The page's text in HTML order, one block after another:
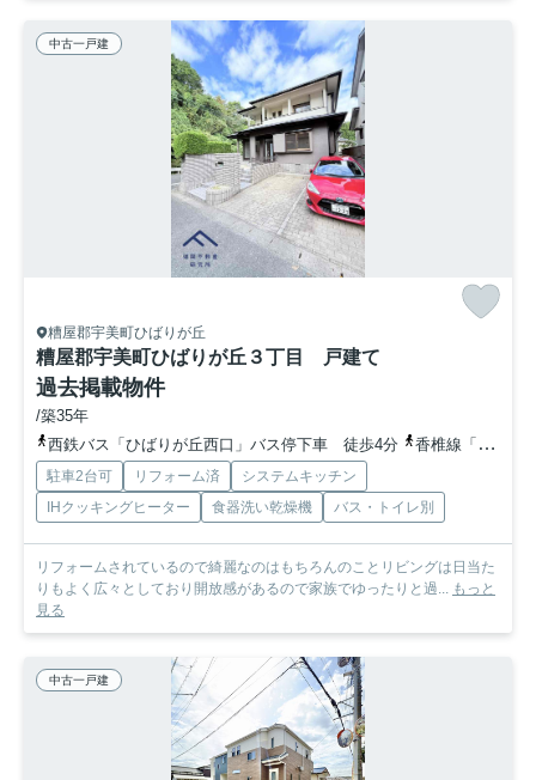
中古一戸建
糟屋郡宇美町ひばりが丘
糟屋郡宇美町ひばりが丘３丁目 戸建て
過去掲載物件
/築35年
西鉄バス「ひばりが丘西口」バス停下車 徒歩4分
香椎線「新原」駅 徒歩46分
駐車2台可 リフォーム済
システムキッチン
IHクッキングヒーター
食器洗い乾燥機 バス・トイレ別
リフォームされているので綺麗なのはもちろんのことリビングは日当た
りもよく広々としており開放感があるので家族でゆったりと過... もっと
見る
中古一戸建